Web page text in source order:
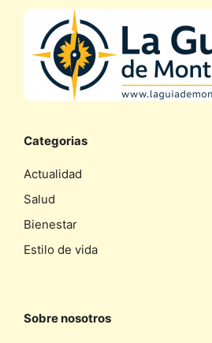
Categorias
Actualidad
Salud
Bienestar
Estilo de vida
Sobre nosotros